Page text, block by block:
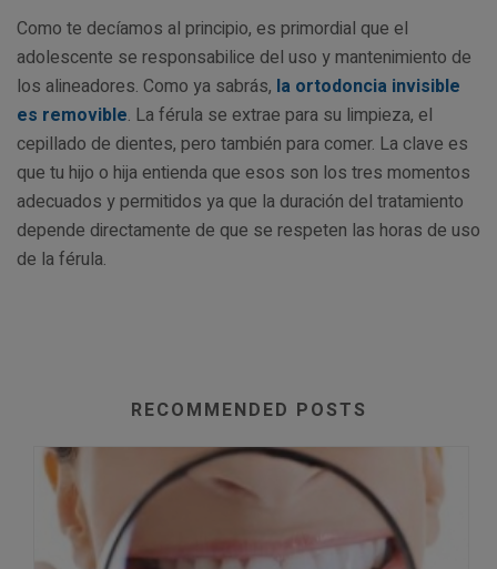
Como te decíamos al principio, es primordial que el
adolescente se responsabilice del uso y mantenimiento de
los alineadores. Como ya sabrás, la ortodoncia invisible
es removible. La férula se extrae para su limpieza, el
cepillado de dientes, pero también para comer. La clave es
que tu hijo o hija entienda que esos son los tres momentos
adecuados y permitidos ya que la duración del tratamiento
depende directamente de que se respeten las horas de uso
de la férula.
RECOMMENDED POSTS